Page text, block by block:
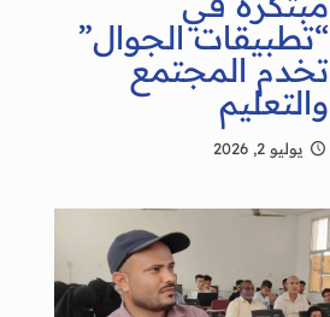
“تطبيقات الجوال”
تخدم المجتمع
والتعليم
يوليو 2, 2026